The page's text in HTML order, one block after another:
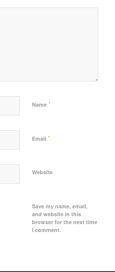
Name *
Email *
Website
Save my name, email,
and website in this
browser for the next time
I comment.